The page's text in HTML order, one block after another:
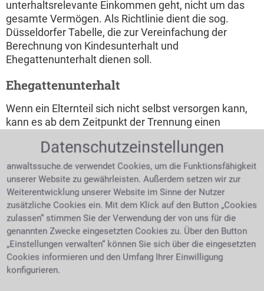
unterhaltsrelevante Einkommen geht, nicht um das
gesamte Vermögen. Als Richtlinie dient die sog.
Düsseldorfer Tabelle, die zur Vereinfachung der
Berechnung von Kindesunterhalt und
Ehegattenunterhalt dienen soll.
Ehegattenunterhalt
Wenn ein Elternteil sich nicht selbst versorgen kann,
kann es ab dem Zeitpunkt der Trennung einen
Bei der Berechnung des Ehegattenunterhaltes muss
zunächst das unterhaltsrelevante Einkommen
ermittelt werden. Die Höhe des Ehegattenunterhalts
darf während der Trennungsphase immer dann neu
berechnet bzw. festgesetzt werden, wenn sich das
unterhaltsrelevante Einkommen des zur Zahlung
verpflichteten Partners geändert hat (z.b. durch
Arbeitslosigkeit, Kurzarbeit, Aufnahme einer
selbständigen Tätigkeit o.ä.) Der Anspruch ist
möglichst schnell zu beantragen, da er auch zu spät
Datenschutzeinstellungen
anwaltssuche.de verwendet Cookies, um die Funktionsfähigkeit
unserer Website zu gewährleisten. Außerdem setzen wir zur
Weiterentwicklung unserer Website im Sinne der Nutzer
zusätzliche Cookies ein. Mit dem Klick auf den Button „Cookies
zulassen“ stimmen Sie der Verwendung der von uns für die
genannten Zwecke eingesetzten Cookies zu. Über den Button
„Einstellungen verwalten“ können Sie sich über die eingesetzten
Cookies informieren und den Umfang Ihrer Einwilligung
konfigurieren.